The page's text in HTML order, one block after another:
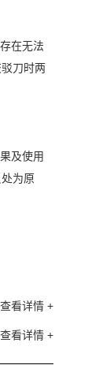
在无法
刀时两
及使用
为原
查看详情 +
查看详情 +